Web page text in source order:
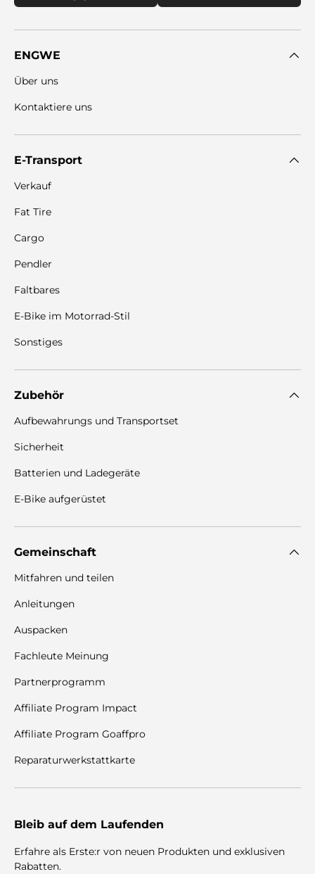
ENGWE
Über uns
Kontaktiere uns
E-Transport
Verkauf
Fat Tire
Cargo
Pendler
Faltbares
E-Bike im Motorrad-Stil
Sonstiges
Zubehör
Aufbewahrungs und Transportset
Sicherheit
Batterien und Ladegeräte
E-Bike aufgerüstet
Gemeinschaft
Mitfahren und teilen
Anleitungen
Auspacken
Fachleute Meinung
Partnerprogramm
Affiliate Program Impact
Affiliate Program Goaffpro
Reparaturwerkstattkarte
Bleib auf dem Laufenden
Erfahre als Erste:r von neuen Produkten und exklusiven
Rabatten.